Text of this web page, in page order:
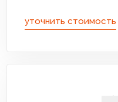
уточнить стоимость